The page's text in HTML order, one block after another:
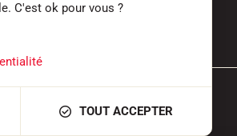
C'est ok pour vous ?
TOUT ACCEPTER